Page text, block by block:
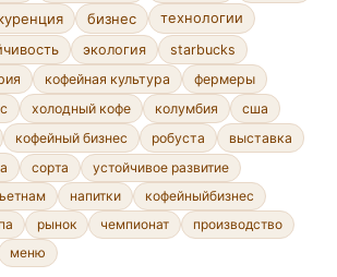
бизнес
технологии
экология
starbucks
кофейная культура
фермеры
холодный кофе колумбия
сша
кофейный бизнес робуста
выставка
сорта
устойчивое развитие
напитки
кофейныйбизнес
рынок чемпионат
производство
меню